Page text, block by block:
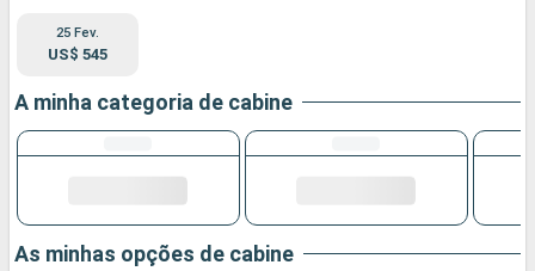
25 Fev.
US$ 545
A minha categoria de cabine
As minhas opções de cabine